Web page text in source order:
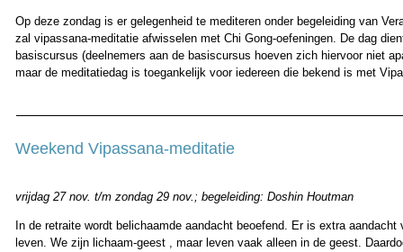
Op deze zondag is er gelegenheid te mediteren onder begeleiding van
zal vipassana-meditatie afwisselen met Chi Gong-oefeningen. De dag
basiscursus (deelnemers aan de basiscursus hoeven zich hiervoor niet
maar de meditatiedag is toegankelijk voor iedereen die bekend is met
Weekend Vipassana-meditatie
vrijdag 27 nov. t/m zondag 29 nov.; begeleiding: Doshin Houtman
In de retraite wordt belichaamde aandacht beoefend. Er is extra
leven. We zijn lichaam-geest , maar leven vaak alleen in de geest.